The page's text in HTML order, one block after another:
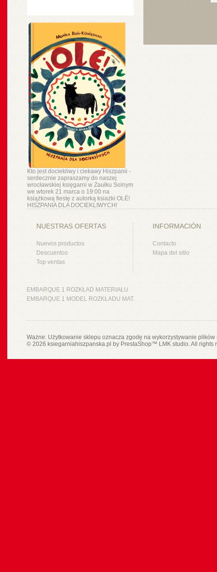
Kto jest dociekliwy i ciekawy Hiszpanii -
serdecznie zapraszamy do naszej
wrocławskiej księgarni w Zaułku Solnym
we wtorek 21 marca o 19:00 na
książkową fiestę z autorką ksiażki OLÉ!
HISZPANIA DLA DOCIEKLIWYCH!
NUESTRAS OFERTAS
Nuevos productos
Descuentos
Top ventas
INFORMACIÓN
Contacto
Mapa del sitio
EMBARQUE 1 ROZKŁAD MATERIAŁU
EMBARQUE 1 MODEL ROZKŁADU MAT.
Ważne: Użytkowanie sklepu oznacza zgodę na wykorzystywanie
© 2026 ksiegarniahiszpanska.pl by PrestaShop™ LMK studio. All rights